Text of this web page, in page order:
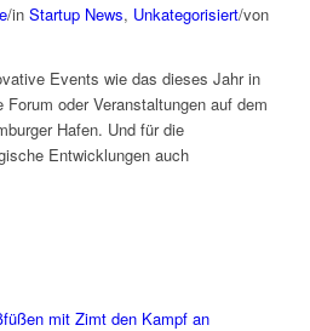
/in Startup News, Unkategorisiert/von
Events wie das dieses Jahr in
oder Veranstaltungen auf dem
Hafen. Und für die
Entwicklungen auch
mit Zimt den Kampf an